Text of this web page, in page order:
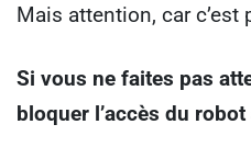
Mais attention, car c’est
Si vous ne faites pas
bloquer l’accès du